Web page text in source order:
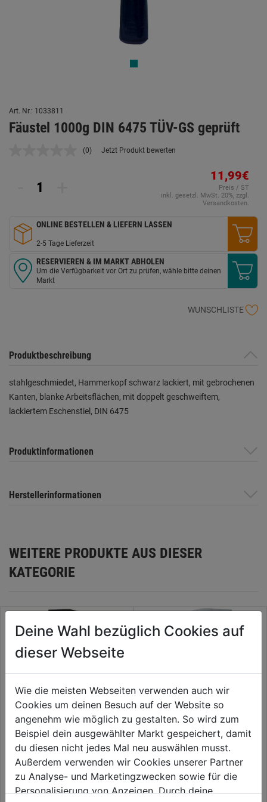
Art. Nr.: 1033811
Fäustel 1000g DIN 6475 TÜV-GS geprüft
Kein
(0) Jetzt Produkt bewerten
11,99€
Preis / ST
inkl. gesetzl. MwSt. 20%, zzgl.
Versandkosten.
ONLINE BESTELLEN & LIEFERN LASSEN
2-5 Tage Lieferzeit
RESERVIEREN & IM MARKT ABHOLEN
Um die Verfügbarkeit vor Ort zu prüfen, wähle bitte deinen
Markt
WUNSCHLISTE
Produktbeschreibung
stahlgeschmiedet, Hammerkopf schwarz lackiert, mit gebrochenen
Kanten, blanke Arbeitsflächen, mit doppelt geschweiftem,
lackiertem Eschenstiel, DIN 6475
Produktinformationen
Herstellerinformationen
WEITERE PRODUKTE AUS DIESER
KATEGORIE
Schlosserhammer Premium
Schlagschutz
0.0 (0)
0.0
12,59€
Latthammer m. Stahlrohrstiel
0.0 (0)
12,99€
Deine Wahl bezüglich Cookies auf
dieser Webseite
Wie die meisten Webseiten verwenden auch wir
Cookies um deinen Besuch auf der Website so
angenehm wie möglich zu gestalten. So wird zum
Beispiel dein ausgewählter Markt gespeichert, damit
du diesen nicht jedes Mal neu auswählen musst.
Außerdem verwenden wir Cookies unserer Partner
zu Analyse- und Marketingzwecken sowie für die
Personalisierung von Anzeigen. Durch deine